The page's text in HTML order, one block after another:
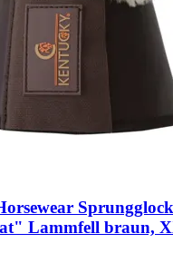
Lammfell braun,